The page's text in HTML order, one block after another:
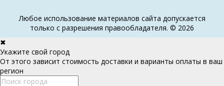
Любое использование материалов сайта допускается
только с разрешения правообладателя. © 2026
✖
Укажите свой город
От этого зависит стоимость доставки и варианты оплаты в ваш
регион